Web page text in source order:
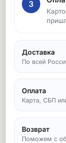
3
Доставка
По всей
Оплата
Карта, СБП
Возврат
Поможем с